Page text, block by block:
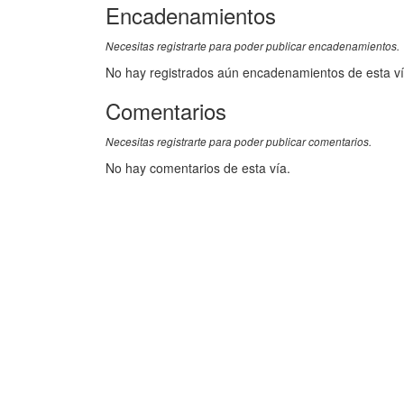
Encadenamientos
Necesitas registrarte para poder publicar encadenamientos.
No hay registrados aún encadenamientos de esta
Comentarios
Necesitas registrarte para poder publicar comentarios.
No hay comentarios de esta vía.